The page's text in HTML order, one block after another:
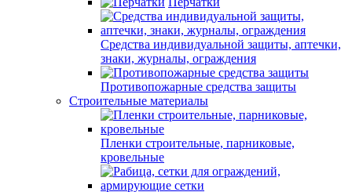
Средства индивидуальной защиты, аптечки,
знаки, журналы, ограждения
Противопожарные средства защиты
Строительные материалы
Пленки строительные, парниковые,
кровельные